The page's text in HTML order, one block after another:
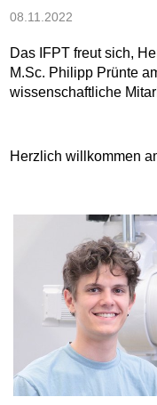
08.11.2022
Das IFPT freut sich,
M.Sc. Philipp Prünte
wissenschaftliche
Herzlich willkommen